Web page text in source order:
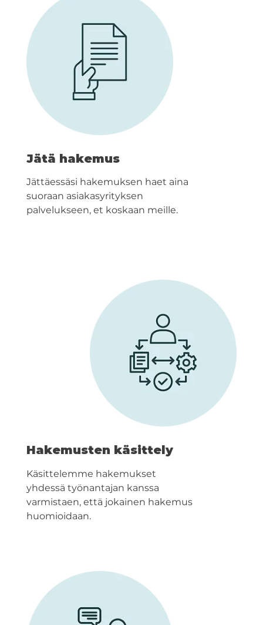
Jätä hakemus
Jättäessäsi hakemuksen haet aina
suoraan asiakasyrityksen
palvelukseen, et koskaan meille.
Hakemusten käsittely
Käsittelemme hakemukset
yhdessä työnantajan kanssa
varmistaen, että jokainen hakemus
huomioidaan.